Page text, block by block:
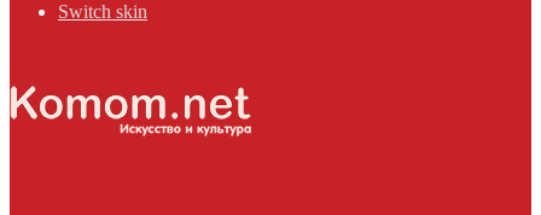
Switch skin